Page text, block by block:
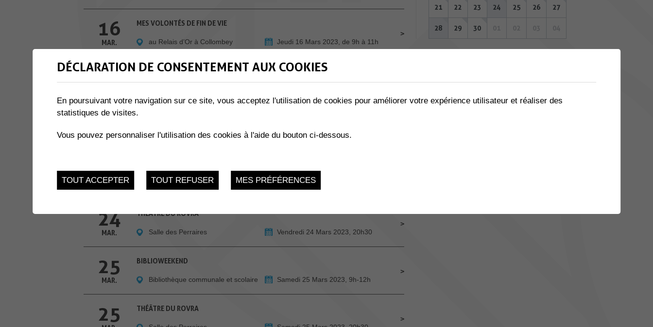
16
MAR.
MES VOLONTÉS DE FIN DE VIE
au Relais d’Or à Collombey Jeudi 16 Mars 2023, de 9h à 11h
17 THÉÂTRE DU ROVRA
18
MAR.
THÉÂTRE DU ROVRA
Salle des Perraires Samedi 18 Mars 2023, 20h30
19
MAR. Salle des Perraires Dimanche 19 Mars 2023, 17h
24
MAR.
THÉÂTRE DU ROVRA
Salle des Perraires Vendredi 24 Mars 2023, 20h30
25
MAR.
BIBLIOWEEKEND
Bibliothèque communale et scolaire Samedi 25 Mars 2023, 9h-12h
25 THÉÂTRE DU ROVRA
21 22 23 24 25 26 27
28 29 30
DÉCLARATION DE CONSENTEMENT AUX COOKIES
En poursuivant votre navigation sur ce site, vous acceptez l'utilisation de cookies pour améliorer votre expérience utilisateur et réaliser des
statistiques de visites.
Vous pouvez personnaliser l'utilisation des cookies à l'aide du bouton ci-dessous.
TOUT ACCEPTER TOUT REFUSER MES PRÉFÉRENCES